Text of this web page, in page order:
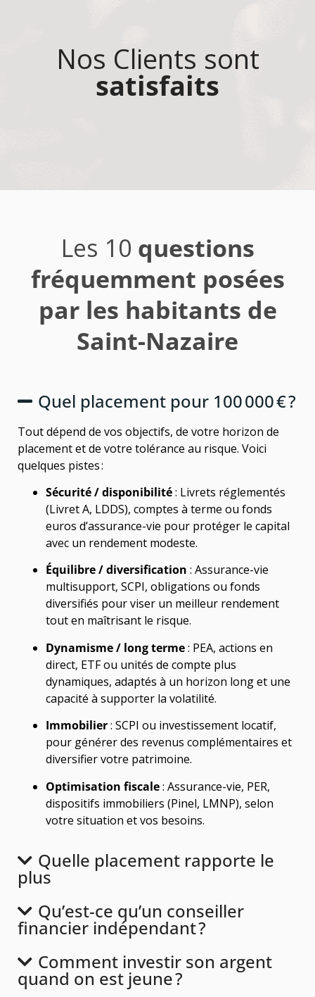
Nos Clients sont
satisfaits
Les 10 questions
fréquemment posées
par les habitants de
Saint-Nazaire
Quel placement pour 100 000 € ?
Tout dépend de vos objectifs, de votre horizon de
placement et de votre tolérance au risque. Voici
quelques pistes :
Sécurité / disponibilité: Livrets réglementés
(Livret A, LDDS), comptes à terme ou fonds
euros d’assurance-vie pour protéger le capital
avec un rendement modeste.
Équilibre / diversification : Assurance-vie
multisupport, SCPI, obligations ou fonds
diversifiés pour viser un meilleur rendement
tout en maîtrisant le risque.
Dynamisme / long terme: PEA, actions en
direct, ETF ou unités de compte plus
dynamiques, adaptés à un horizon long et une
capacité à supporter la volatilité.
Immobilier: SCPI ou investissement locatif,
pour générer des revenus complémentaires et
diversifier votre patrimoine.
Optimisation fiscale: Assurance-vie, PER,
dispositifs immobiliers (Pinel, LMNP), selon
votre situation et vos besoins.
Quelle placement rapporte le
plus
Qu’est-ce qu’un conseiller
financier indépendant ?
Comment investir son argent
quand on est jeune ?